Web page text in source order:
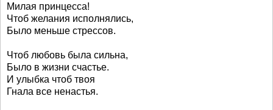
Милая принцесса!
Чтоб желания исполнялись,
Было меньше стрессов.
Чтоб любовь была сильна,
Было в жизни счастье.
И улыбка чтоб твоя
Гнала все ненастья.